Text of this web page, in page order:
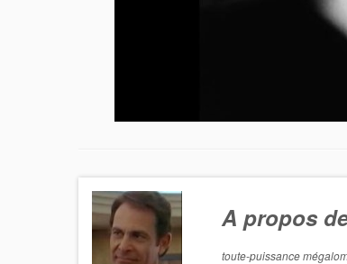
A propos
toute-puissance